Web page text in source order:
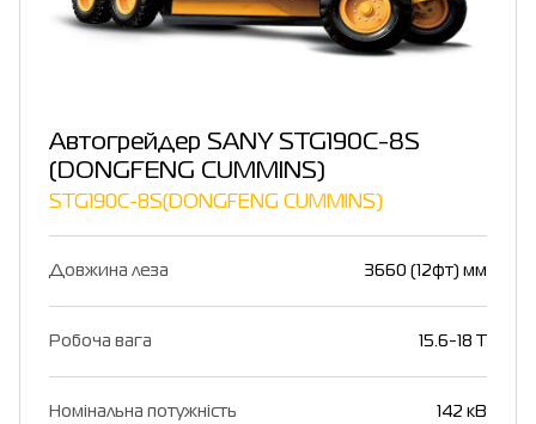
Автогрейдер SANY STG190C-8S
(DONGFENG CUMMINS)
STG190C-8S(DONGFENG CUMMINS)
Довжина леза 3660 (12фт) мм
Робоча вага 15.6-18 T
Номінальна потужність 142 кВ